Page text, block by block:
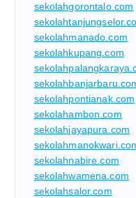
sekolahgorontalo.com
sekolahmanado.com
sekolahkupang.com
sekolahpontianak.com
sekolahambon.com
sekolahjayapura.com
sekolahnabire.com
sekolahwamena.com
sekolahsalor.com